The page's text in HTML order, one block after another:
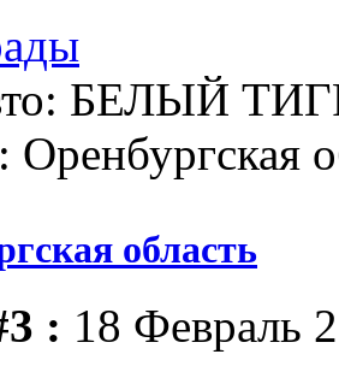
БЕЛЫЙ
Оренбургская
область
: 18 Февраль